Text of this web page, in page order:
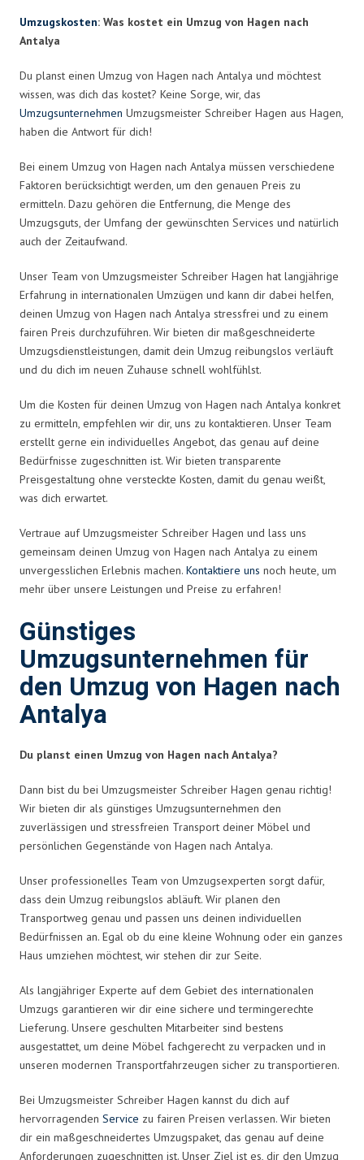
Umzugskosten: Was kostet ein Umzug von Hagen nach
Antalya
Du planst einen Umzug von Hagen nach Antalya und möchtest
wissen, was dich das kostet? Keine Sorge, wir, das
Umzugsunternehmen Umzugsmeister Schreiber Hagen aus Hagen,
haben die Antwort für dich!
Bei einem Umzug von Hagen nach Antalya müssen verschiedene
Faktoren berücksichtigt werden, um den genauen Preis zu
ermitteln. Dazu gehören die Entfernung, die Menge des
Umzugsguts, der Umfang der gewünschten Services und natürlich
auch der Zeitaufwand.
Unser Team von Umzugsmeister Schreiber Hagen hat langjährige
Erfahrung in internationalen Umzügen und kann dir dabei helfen,
deinen Umzug von Hagen nach Antalya stressfrei und zu einem
fairen Preis durchzuführen. Wir bieten dir maßgeschneiderte
Umzugsdienstleistungen, damit dein Umzug reibungslos verläuft
und du dich im neuen Zuhause schnell wohlfühlst.
Um die Kosten für deinen Umzug von Hagen nach Antalya konkret
zu ermitteln, empfehlen wir dir, uns zu kontaktieren. Unser Team
erstellt gerne ein individuelles Angebot, das genau auf deine
Bedürfnisse zugeschnitten ist. Wir bieten transparente
Preisgestaltung ohne versteckte Kosten, damit du genau weißt,
was dich erwartet.
Vertraue auf Umzugsmeister Schreiber Hagen und lass uns
gemeinsam deinen Umzug von Hagen nach Antalya zu einem
unvergesslichen Erlebnis machen. Kontaktiere uns noch heute, um
mehr über unsere Leistungen und Preise zu erfahren!
Günstiges
Umzugsunternehmen für
den Umzug von Hagen nach
Antalya
Du planst einen Umzug von Hagen nach Antalya?
Dann bist du bei Umzugsmeister Schreiber Hagen genau richtig!
Wir bieten dir als günstiges Umzugsunternehmen den
zuverlässigen und stressfreien Transport deiner Möbel und
persönlichen Gegenstände von Hagen nach Antalya.
Unser professionelles Team von Umzugsexperten sorgt dafür,
dass dein Umzug reibungslos abläuft. Wir planen den
Transportweg genau und passen uns deinen individuellen
Bedürfnissen an. Egal ob du eine kleine Wohnung oder ein ganzes
Haus umziehen möchtest, wir stehen dir zur Seite.
Als langjähriger Experte auf dem Gebiet des internationalen
Umzugs garantieren wir dir eine sichere und termingerechte
Lieferung. Unsere geschulten Mitarbeiter sind bestens
ausgestattet, um deine Möbel fachgerecht zu verpacken und in
unseren modernen Transportfahrzeugen sicher zu transportieren.
Bei Umzugsmeister Schreiber Hagen kannst du dich auf
hervorragenden Service zu fairen Preisen verlassen. Wir bieten
dir ein maßgeschneidertes Umzugspaket, das genau auf deine
Anforderungen zugeschnitten ist. Unser Ziel ist es, dir den Umzug